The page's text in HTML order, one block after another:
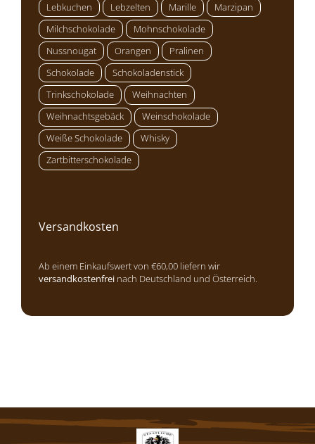
Lebkuchen
Lebzelten Marille
Marzipan
Milchschokolade
Mohnschokolade
Nussnougat
Orangen
Pralinen
Schokolade
Schokoladenstick
Trinkschokolade
Weihnachten
Weihnachtsgebäck
Weinschokolade
Weiße Schokolade
Whisky
Zartbitterschokolade
Versandkosten
Ab einem Einkaufswert von €60,00 liefern wir
versandkostenfrei nach Deutschland und Österreich.